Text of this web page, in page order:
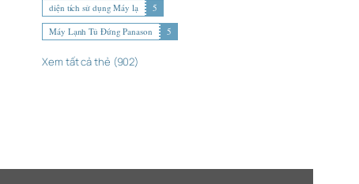
diện tích sử dụng Máy lạ
5
Máy Lạnh Tủ Đứng Panason
5
Xem tất cả thẻ (902)